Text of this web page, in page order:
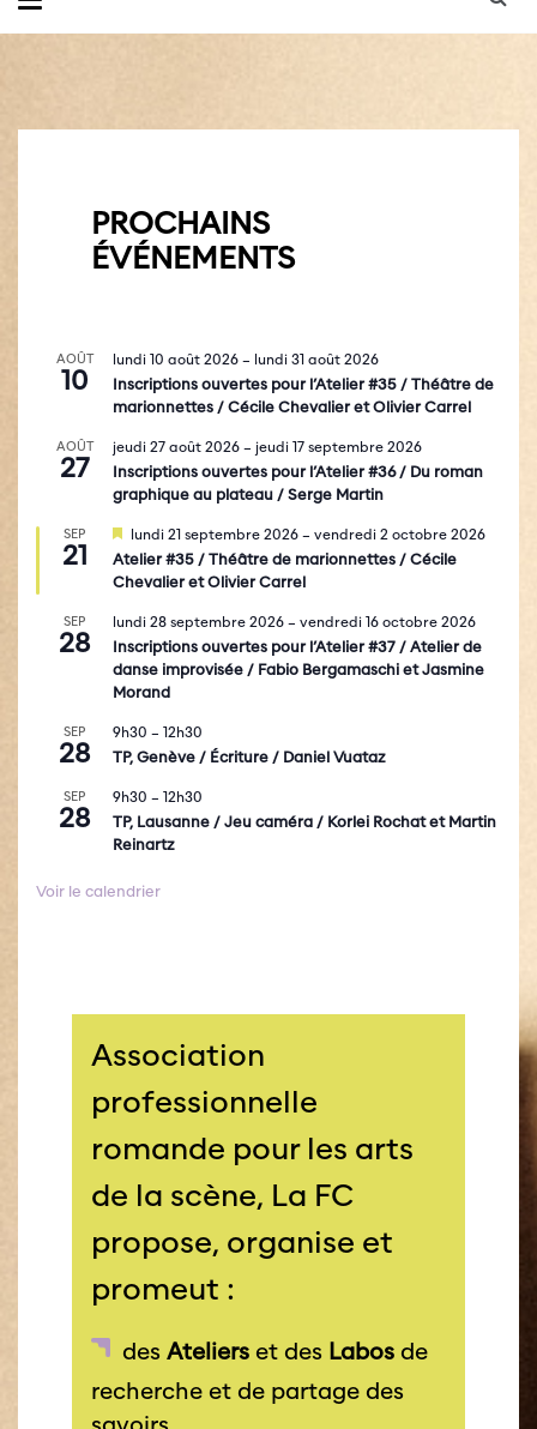
PROCHAINS
ÉVÉNEMENTS
AOÛT
10
lundi 10 août 2026 – lundi 31 août 2026
Inscriptions ouvertes pour l’Atelier #35 / Théâtre de
marionnettes / Cécile Chevalier et Olivier Carrel
AOÛT
27
jeudi 27 août 2026 – jeudi 17 septembre 2026
Inscriptions ouvertes pour l’Atelier #36 / Du roman
graphique au plateau / Serge Martin
SEP
21
M
i
e
a
v
n
t
lundi 21 septembre 2026 – vendredi 2 octobre 2026
Atelier #35 / Théâtre de marionnettes / Cécile
Chevalier et Olivier Carrel
SEP
28
lundi 28 septembre 2026 – vendredi 16 octobre 2026
Inscriptions ouvertes pour l’Atelier #37 / Atelier de
danse improvisée / Fabio Bergamaschi et Jasmine
Morand
SEP
28
9h30 – 12h30
TP, Genève / Écriture / Daniel Vuataz
SEP
28
9h30 – 12h30
TP, Lausanne / Jeu caméra / Korlei Rochat et Martin
Reinartz
Voir le calendrier
Association
professionnelle
romande pour les arts
de la scène, La FC
propose, organise et
promeut :
des Ateliers et des Labos de
recherche et de partage des